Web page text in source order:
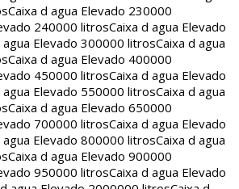
Caixa d agua Elevado 230000
240000 litrosCaixa d agua Elevado
agua Elevado 300000 litrosCaixa d agua
Caixa d agua Elevado 400000
450000 litrosCaixa d agua Elevado
agua Elevado 550000 litrosCaixa d agua
Caixa d agua Elevado 650000
700000 litrosCaixa d agua Elevado
agua Elevado 800000 litrosCaixa d agua
Caixa d agua Elevado 900000
950000 litrosCaixa d agua Elevado